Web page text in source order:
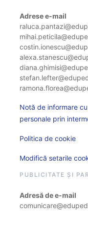
Adrese e-mail
Notă de informare
personale prin
Politica de cookie
Modifică setarile
PUBLICITATE ȘI
Adresă de e-mail